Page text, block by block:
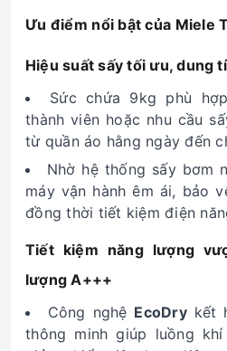
Ưu điểm nổi bật của Miele
Hiệu suất sấy tối ưu, dung
Sức chứa 9kg phù
thành viên hoặc nhu cầu
từ quần áo hằng ngày đến
Nhờ hệ thống sấy bơm
máy vận hành êm ái, bảo
đồng thời tiết kiệm điện
Tiết kiệm năng lượng
lượng A+++
Công nghệ EcoDrykết
thông minh giúp luồng